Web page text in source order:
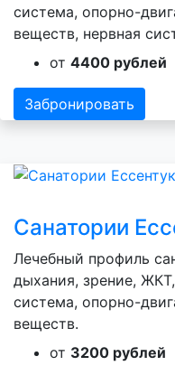
система, опорно-
веществ, нервная
от 4400 рублей
Забронировать
Санатории
Лечебный профиль
дыхания, зрение,
система, опорно-
веществ.
от 3200 рублей